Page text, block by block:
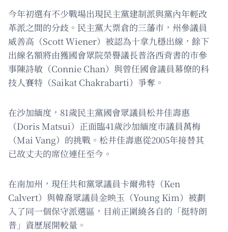
今年初選有不少戰場出現民主黨建制派與黨內年輕改
革派之間的分歧。民主黨大票倉的三藩市，州參議員
威善高（Scott Wiener）被認為十拿九穩出線，餘下
出線名額將由獲國會眾院榮譽議長普洛西背書的市參
事陳詩敏（Connie Chan）與曾任國會議員幕僚的科
技人賽特（Saikat Chakrabarti）爭奪。
在沙加緬度，81歲民主黨國會眾議員松井佳壽惠
（Doris Matsui）正面臨41歲沙加緬度市議員萬梅
（Mai Vang）的挑戰。松井佳壽惠從2005年接替其
已故丈夫的席位連任至今。
在南加州，現任共和黨眾議員卡爾弗特（Ken
Calvert）與韓裔眾議員金映玉（Young Kim）被劃
入了同一個保守派選區，目前正圍繞各自的「挺特朗
普」資歷展開較量。